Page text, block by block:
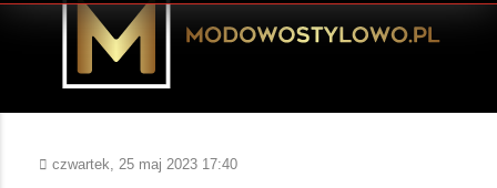
czwartek, 25 maj 2023 17:40